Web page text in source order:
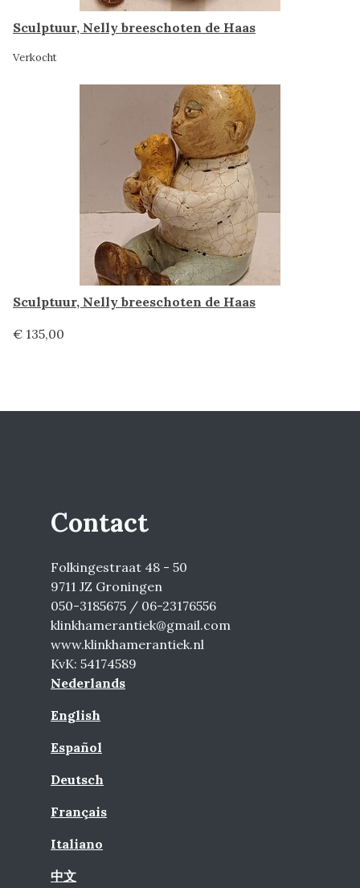
Sculptuur, Nelly breeschoten de Haas
Verkocht
Sculptuur, Nelly breeschoten de Haas
€ 135,00
Contact
Folkingestraat 48 - 50
9711 JZ Groningen
050-3185675 / 06-23176556
klinkhamerantiek@gmail.com
www.klinkhamerantiek.nl
KvK: 54174589
Nederlands
English
Español
Deutsch
Français
Italiano
中文